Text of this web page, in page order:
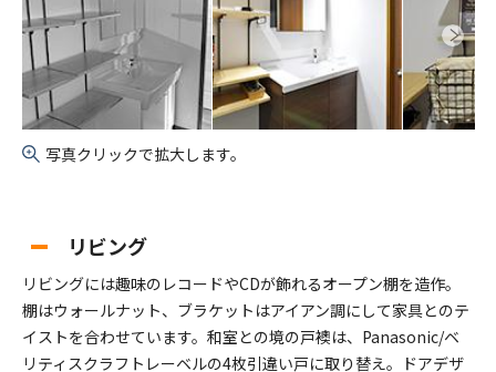
写真クリックで拡大します。
リビング
リビングには趣味のレコードやCDが飾れるオープン棚を造作。
棚はウォールナット、ブラケットはアイアン調にして家具とのテ
イストを合わせています。和室との境の戸襖は、Panasonic/ベ
リティスクラフトレーベルの4枚引違い戸に取り替え。ドアデザ